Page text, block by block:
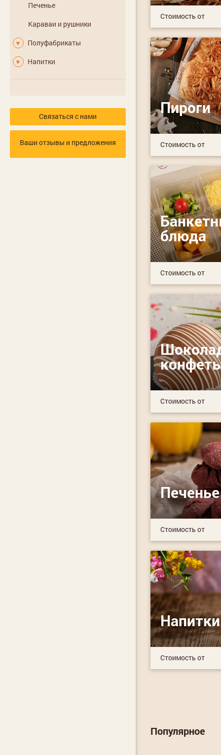
Печенье
Караваи и рушники
▼ Полуфабрикаты
▼ Напитки
Связаться с нами
Ваши отзывы и предложения
Стоимость от
Пироги
Стоимость от
блюда
Стоимость от
Стоимость от
Печенье
Стоимость от
Напитки
Стоимость от
Популярное